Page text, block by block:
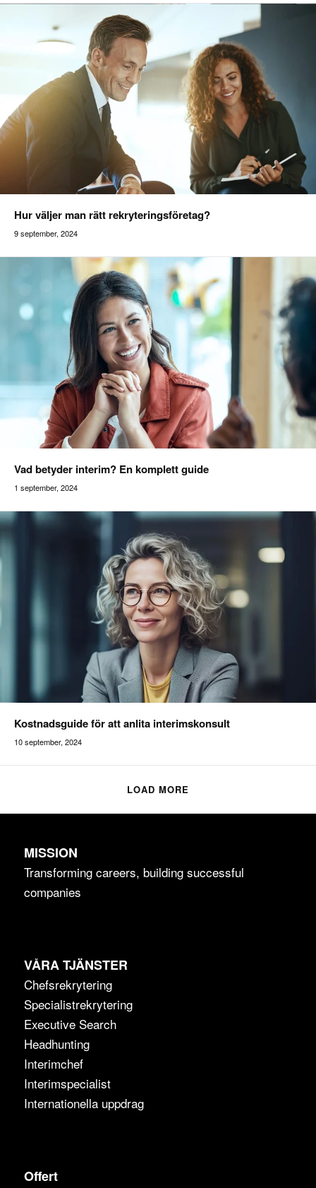
Addilon
Hur väljer man rätt rekryteringsföretag?
9 september, 2024
Addilon
Vad betyder interim? En komplett guide
1 september, 2024
Addilon
Kostnadsguide för att anlita interimskonsult
10 september, 2024
LOAD MORE
MISSION
Transforming careers, building successful
companies
VÅRA TJÄNSTER
Chefsrekrytering
Specialistrekrytering
Executive Search
Headhunting
Interimchef
Interimspecialist
Internationella uppdrag
Offert